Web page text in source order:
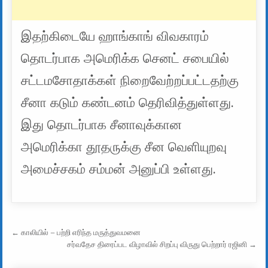
இதற்கிடையே ஹாங்காங் விவகாரம்
தொடர்பாக அமெரிக்க செனட் சபையில்
சட்டமசோதாக்கள் நிறைவேற்றப்பட்டதற்கு
சீனா கடும் கண்டனம் தெரிவித்துள்ளது.
இது தொடர்பாக சீனாவுக்கான
அமெரிக்கா தூதருக்கு சீன வெளியுறவு
அமைச்சகம் சம்மன் அனுப்பி உள்ளது.
Post navigation
← காலியில் – பற்றி எரிந்த மருத்துவமனை
சர்வதேச திரைப்பட விழாவில் சிறப்பு விருது பெற்றார் ரஜினி →